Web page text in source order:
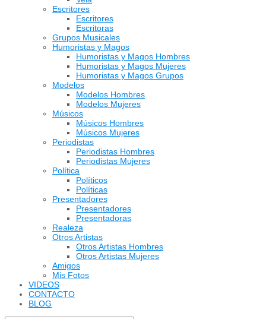
Escritores
Escritores
Escritoras
Grupos Musicales
Humoristas y Magos
Humoristas y Magos Hombres
Humoristas y Magos Mujeres
Humoristas y Magos Grupos
Modelos
Modelos Hombres
Modelos Mujeres
Músicos
Músicos Hombres
Músicos Mujeres
Periodistas
Periodistas Hombres
Periodistas Mujeres
Política
Políticos
Políticas
Presentadores
Presentadores
Presentadoras
Realeza
Otros Artistas
Otros Artistas Hombres
Otros Artistas Mujeres
Amigos
Mis Fotos
VIDEOS
CONTACTO
BLOG